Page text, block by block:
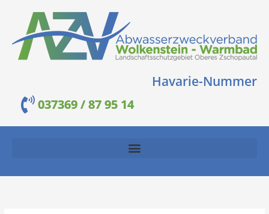
springen
Havarie-Nummer
037369 / 87 95 14